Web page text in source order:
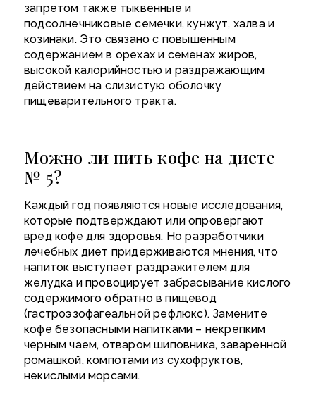
запретом также тыквенные и
подсолнечниковые семечки, кунжут, халва и
козинаки. Это связано с повышенным
содержанием в орехах и семенах жиров,
высокой калорийностью и раздражающим
действием на слизистую оболочку
пищеварительного тракта.
Можно ли пить кофе на диете
№ 5?
Каждый год появляются новые исследования,
которые подтверждают или опровергают
вред кофе для здоровья. Но разработчики
лечебных диет придерживаются мнения, что
напиток выступает раздражителем для
желудка и провоцирует забрасывание кислого
содержимого обратно в пищевод
(гастроэзофагеальной рефлюкс). Замените
кофе безопасными напитками – некрепким
черным чаем, отваром шиповника, заваренной
ромашкой, компотами из сухофруктов,
некислыми морсами.